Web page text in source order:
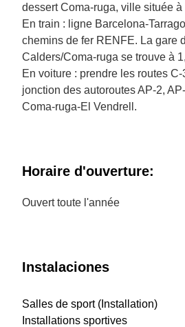
dessert Coma-ruga, ville située
En train : ligne Barcelona-
chemins de fer RENFE. La gare
Calders/Coma-ruga se trouve à
En voiture : prendre les routes
jonction des autoroutes AP-2,
Coma-ruga-El Vendrell.
Horaire d'ouverture:
Ouvert toute l'année
Instalaciones
Salles de sport (Installation)
Installations sportives